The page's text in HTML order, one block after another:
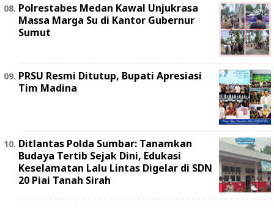
Polrestabes Medan Kawal Unjukrasa
Massa Marga Su di Kantor Gubernur
Sumut
PRSU Resmi Ditutup, Bupati Apresiasi
Tim Madina
Ditlantas Polda Sumbar: Tanamkan
Budaya Tertib Sejak Dini, Edukasi
Keselamatan Lalu Lintas Digelar di SDN
20 Piai Tanah Sirah